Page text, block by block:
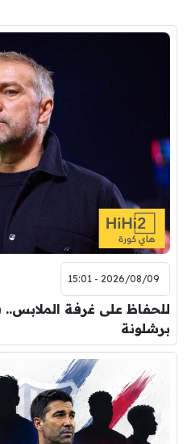
2026/08/09 - 15:01
للحفاظ على غرفة
برشلونة